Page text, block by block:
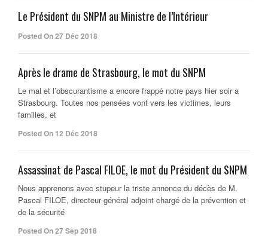
Le Président du SNPM au Ministre de l’Intérieur
Posted On 27 Déc 2018
Après le drame de Strasbourg, le mot du SNPM
Le mal et l’obscurantisme a encore frappé notre pays hier soir a
Strasbourg. Toutes nos pensées vont vers les victimes, leurs
familles, et
Posted On 12 Déc 2018
Assassinat de Pascal FILOE, le mot du Président du SNPM
Nous apprenons avec stupeur la triste annonce du décès de M.
Pascal FILOE, directeur général adjoint chargé de la prévention et
de la sécurité
Posted On 27 Sep 2018